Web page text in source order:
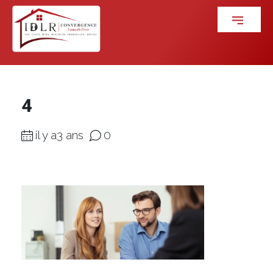
4
il y a3 ans 0